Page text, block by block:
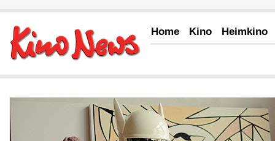
Home Kino Heimkino